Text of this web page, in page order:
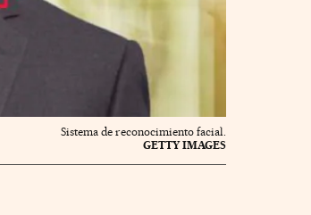
Sistema de reconocimiento facial.
GETTY IMAGES